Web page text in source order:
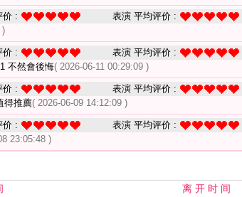
价 : 表演 平均评价 :
)
价 : 表演 平均评价 :
不然會後悔( 2026-06-11 00:29:09 )
价 : 表演 平均评价 :
得推薦( 2026-06-09 14:12:09 )
价 : 表演 平均评价 :
23:05:48 )
离 开 时 间